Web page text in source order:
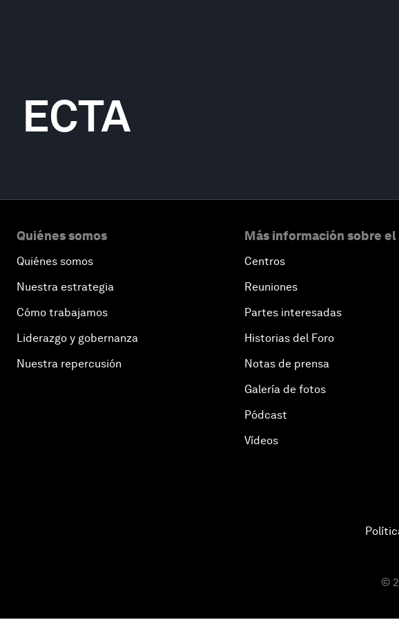
ECTA
Quiénes somos
Quiénes somos
Nuestra estrategia
Cómo trabajamos
Liderazgo y gobernanza
Nuestra repercusión
Más información sobre el
Centros
Reuniones
Partes interesadas
Historias del Foro
Notas de prensa
Galería de fotos
Pódcast
Vídeos
©